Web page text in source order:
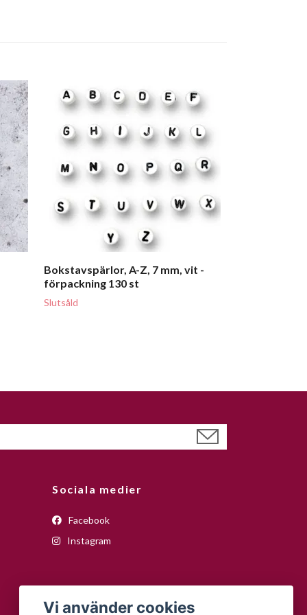
Bokstavspärlor, A-Z, 7 mm, vit -
förpackning 130 st
Slutsåld
Sociala medier
Facebook
Instagram
Vi använder cookies